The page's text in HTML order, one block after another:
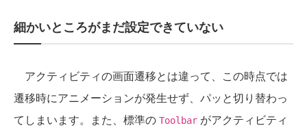
細かいところがまだ設定できていない
アクティビティの画面遷移とは違って、この時点では
遷移時にアニメーションが発生せず、パッと切り替わっ
てしまいます。また、標準の Toolbar がアクティビティ